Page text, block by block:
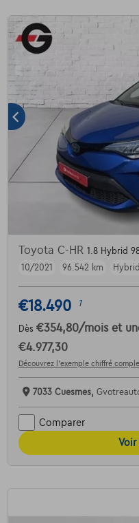
Toyota C-HR 1.8 Hybrid
10/2021
96.542 km
€18.490 1
Dès €354,80/mois et
€4.977,30
Découvrez l’exemple chiffré
7033 Cuesmes,
Comparer
Voir